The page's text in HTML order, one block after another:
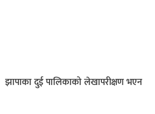
झापाका दुई पालिकाको लेखापरीक्षण भएन